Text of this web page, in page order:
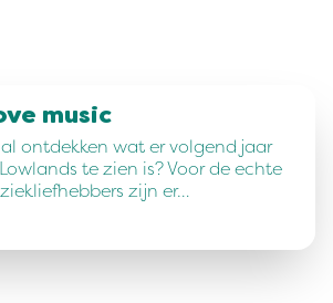
music
ontdekken wat er volgend jaar
te zien is? Voor de echte
zijn er…